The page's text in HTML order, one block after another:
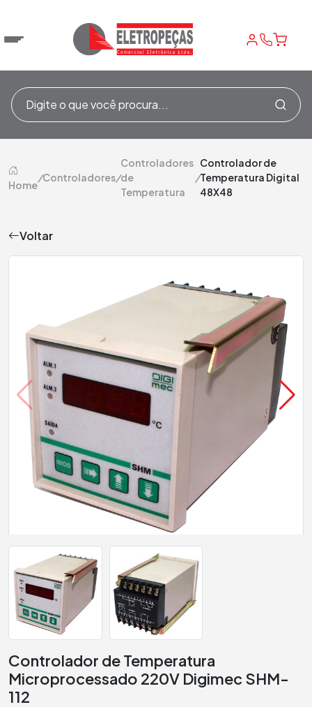
Home
/Controladores/
Controladores
de
Temperatura
/
Controlador de
Temperatura Digital
48X48
Voltar
Controlador de Temperatura
Microprocessado 220V Digimec SHM-
112